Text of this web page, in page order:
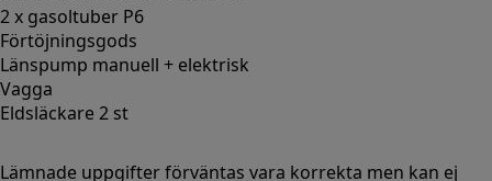
2 x gasoltuber P6
Förtöjningsgods
Länspump manuell + elektrisk
Vagga
Eldsläckare 2 st
Lämnade uppgifter förväntas vara korrekta men kan ej